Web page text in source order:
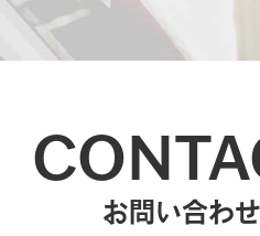
お問い合わせ